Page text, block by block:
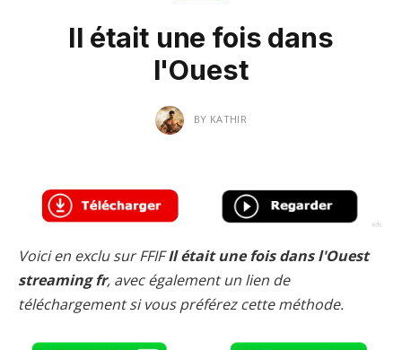
Il était une fois dans
l'Ouest
BY KATHIR
Voici en exclu sur FFIFIl était une fois dans l'Ouest
streaming fr, avec également un lien de
téléchargement si vous préférez cette méthode.